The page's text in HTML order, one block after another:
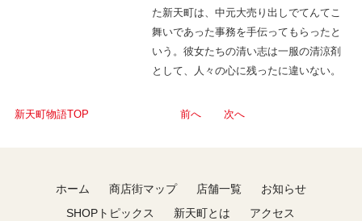
た新天町は、中元大売り出しでてんてこ
舞いであった事務を手伝ってもらったと
いう。彼女たちの清い志は一服の清涼剤
として、人々の心に残ったに違いない。
新天町物語TOP 前へ 次へ
ホーム 商店街マップ 店舗一覧
お知らせ
SHOPトピックス
新天町とは アクセス